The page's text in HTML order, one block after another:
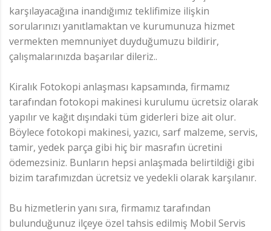
karşılayacağına inandığımız teklifimize ilişkin
sorularınızı yanıtlamaktan ve kurumunuza hizmet
vermekten memnuniyet duyduğumuzu bildirir,
çalışmalarınızda başarılar dileriz..
Kiralık Fotokopi anlaşması kapsamında, firmamız
tarafından fotokopi makinesi kurulumu ücretsiz olarak
yapılır ve kağıt dışındaki tüm giderleri bize ait olur.
Böylece fotokopi makinesi, yazıcı, sarf malzeme, servis,
tamir, yedek parça gibi hiç bir masrafın ücretini
ödemezsiniz. Bunların hepsi anlaşmada belirtildiği gibi
bizim tarafımızdan ücretsiz ve yedekli olarak karşılanır.
Bu hizmetlerin yanı sıra, firmamız tarafından
bulunduğunuz ilçeye özel tahsis edilmiş Mobil Servis